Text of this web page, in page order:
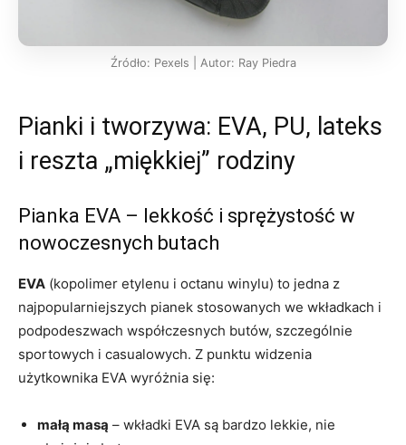
Źródło: Pexels | Autor: Ray Piedra
Pianki i tworzywa: EVA, PU, lateks
i reszta „miękkiej” rodziny
Pianka EVA – lekkość i sprężystość w
nowoczesnych butach
EVA (kopolimer etylenu i octanu winylu) to jedna z
najpopularniejszych pianek stosowanych we wkładkach i
podpodeszwach współczesnych butów, szczególnie
sportowych i casualowych. Z punktu widzenia
użytkownika EVA wyróżnia się:
małą masą – wkładki EVA są bardzo lekkie, nie